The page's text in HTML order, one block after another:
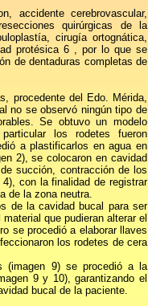
accidente cerebrovascular,
quirúrgicas de la
cirugía ortognática,
protésica 6 , por lo que se
de dentaduras completas de
procedente del Edo. Mérida,
no se observó ningún tipo de
Se obtuvo un modelo
los rodetes fueron
a plastificarlos en agua en
2), se colocaron en cavidad
succión, contracción de los
con la finalidad de registrar
de la zona neutra.
de la cavidad bucal para ser
que pudieran alterar el
se procedió a elaborar llaves
los rodetes de cera
(imagen 9) se procedió a la
9 y 10), garantizando el
bucal de la paciente.